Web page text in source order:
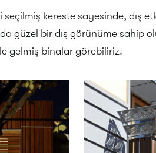
kereste sayesinde, dış
güzel bir dış görünüme sahip
gelmiş binalar görebiliriz.